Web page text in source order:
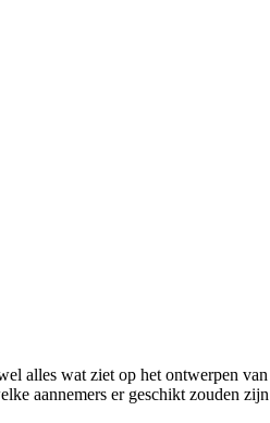
alles wat ziet op het ontwerpen
aannemers er geschikt zouden